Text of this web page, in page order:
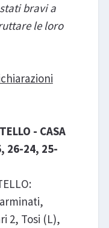
bravi a
le loro
- CASA
26-24, 25-
2, Tosi (L),